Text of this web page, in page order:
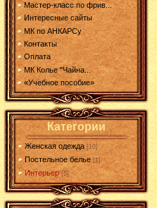
Мастер-класс по фрив...
Интересные сайты
МК по АНКАРСу
Контакты
Оплата
МК Колье "Чайна...
«Учебное пособие»
Категории
Женская одежда [10]
Постельное белье [1]
Интерьер [5]